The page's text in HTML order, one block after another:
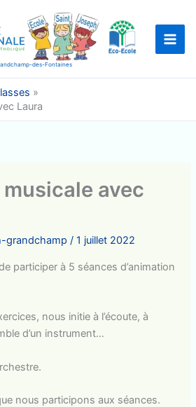
des-Fontaines
Laura
avec
grandchamp/1 juillet 2022
participer à 5 séances d’animation
nous initie à l’écoute, à
d’un instrument…
nous participons aux séances.